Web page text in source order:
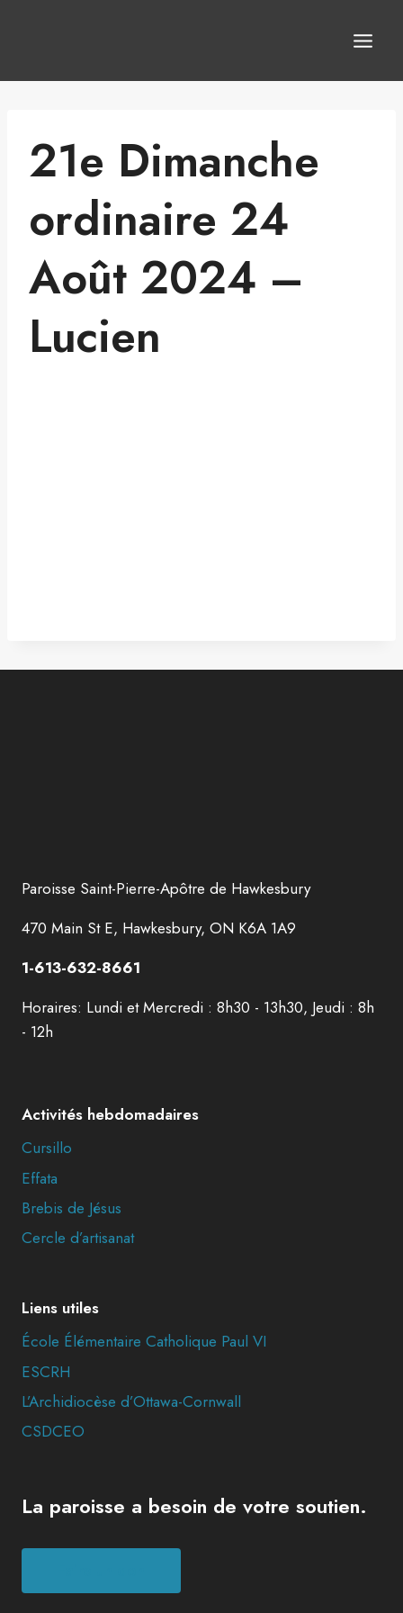
21e Dimanche
ordinaire 24
Août 2024 –
Lucien
Paroisse Saint-Pierre-Apôtre de Hawkesbury
470 Main St E, Hawkesbury, ON K6A 1A9
1-613-632-8661
Horaires: Lundi et Mercredi : 8h30 - 13h30, Jeudi : 8h
- 12h
Activités hebdomadaires
Cursillo
Effata
Brebis de Jésus
Cercle d’artisanat
Liens utiles
École Élémentaire Catholique Paul VI
ESCRH
L’Archidiocèse d’Ottawa-Cornwall
CSDCEO
La paroisse a besoin de votre soutien.